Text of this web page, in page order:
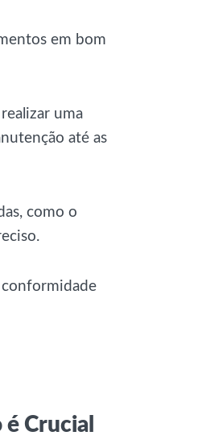
em bom
uma
até as
como o
conformidade
Crucial